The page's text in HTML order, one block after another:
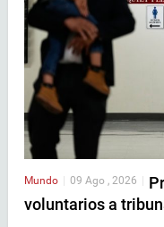
Mundo | 09 Ago , 2026 |
voluntarios a